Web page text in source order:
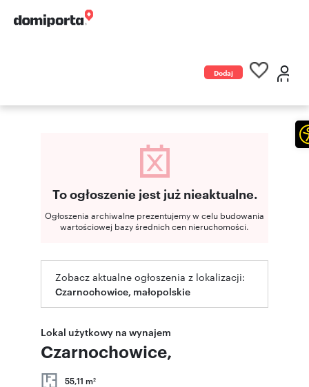
Dodaj
To ogłoszenie jest już nieaktualne.
Ogłoszenia archiwalne prezentujemy w celu budowania
wartościowej bazy średnich cen nieruchomości.
Zobacz aktualne ogłoszenia z lokalizacji:
Czarnochowice, małopolskie
Lokal użytkowy na wynajem
Czarnochowice,
55,11 m2